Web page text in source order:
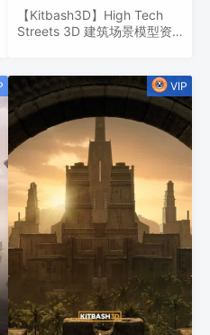
【Kitbash3D】High Tech
Streets 3D 建筑场景模型资